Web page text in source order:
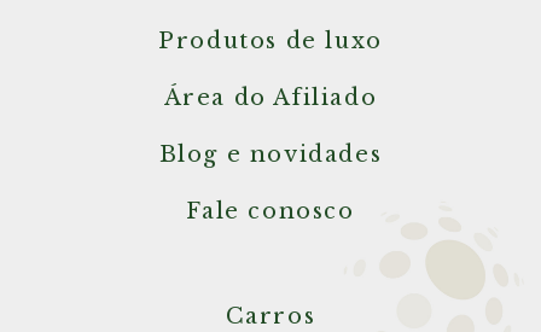
Produtos de luxo
Área do Afiliado
Blog e novidades
Fale conosco
Carros